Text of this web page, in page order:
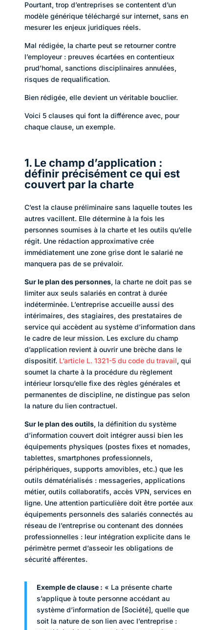
Pourtant, trop d’entreprises se contentent d’un
modèle générique téléchargé sur internet, sans en
mesurer les enjeux juridiques réels.
Mal rédigée, la charte peut se retourner contre
l’employeur : preuves écartées en contentieux
prud’homal, sanctions disciplinaires annulées,
risques de requalification.
Bien rédigée, elle devient un véritable bouclier.
Voici 5 clauses qui font la différence avec, pour
chaque clause, un exemple.
1. Le champ d’application :
définir précisément ce qui est
couvert par la charte
C’est la clause préliminaire sans laquelle toutes les
autres vacillent. Elle détermine à la fois les
personnes soumises à la charte et les outils qu’elle
régit. Une rédaction approximative crée
immédiatement une zone grise dont le salarié ne
manquera pas de se prévaloir.
Sur le plan des personnes, la charte ne doit pas se
limiter aux seuls salariés en contrat à durée
indéterminée. L’entreprise accueille aussi des
intérimaires, des stagiaires, des prestataires de
service qui accèdent au système d’information dans
le cadre de leur mission. Les exclure du champ
d’application revient à ouvrir une brèche dans le
dispositif. L’article L. 1321-5 du code du travail, qui
soumet la charte à la procédure du règlement
intérieur lorsqu’elle fixe des règles générales et
permanentes de discipline, ne distingue pas selon
la nature du lien contractuel.
Sur le plan des outils, la définition du système
d’information couvert doit intégrer aussi bien les
équipements physiques (postes fixes et nomades,
tablettes, smartphones professionnels,
périphériques, supports amovibles, etc.) que les
outils dématérialisés : messageries, applications
métier, outils collaboratifs, accès VPN, services en
ligne. Une attention particulière doit être portée aux
équipements personnels des salariés connectés au
réseau de l’entreprise ou contenant des données
professionnelles : leur intégration explicite dans le
périmètre permet d’asseoir les obligations de
sécurité afférentes.
Exemple de clause : « La présente charte
s’applique à toute personne accédant au
système d’information de [Société], quelle que
soit la nature de son lien avec l’entreprise :